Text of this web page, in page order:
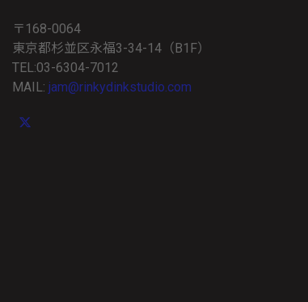
〒168-0064
東京都杉並区永福3-34-14（B1F）
TEL:03-6304-7012
MAIL: jam@rinkydinkstudio.com